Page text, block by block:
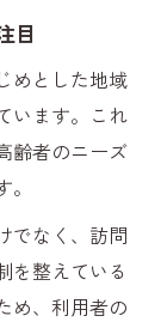
目
めとした地域
います。これ
齢者のニーズ
でなく、訪問
を整えている
め、利用者の